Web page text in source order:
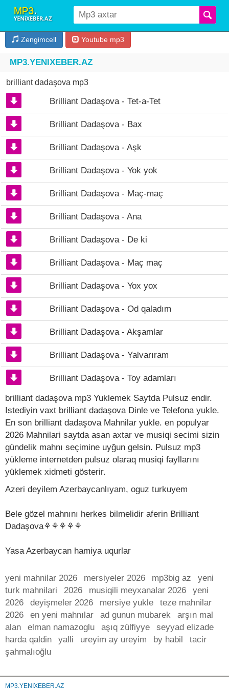
Zengimcell Youtube mp3
MP3.YENIXEBER.AZ
brilliant dadaşova mp3
Brilliant Dadaşova - Tet-a-Tet
Brilliant Dadaşova - Bax
Brilliant Dadaşova - Aşk
Brilliant Dadaşova - Yok yok
Brilliant Dadaşova - Maç-maç
Brilliant Dadaşova - Ana
Brilliant Dadaşova - De ki
Brilliant Dadaşova - Maç maç
Brilliant Dadaşova - Yox yox
Brilliant Dadaşova - Od qaladım
Brilliant Dadaşova - Akşamlar
Brilliant Dadaşova - Yalvarıram
Brilliant Dadaşova - Toy adamları
brilliant dadaşova mp3 Yuklemek Saytda Pulsuz endir.
Istediyin vaxt brilliant dadaşova Dinle ve Telefona yukle.
En son brilliant dadaşova Mahnilar yukle. en populyar
2026 Mahnilari saytda asan axtar ve musiqi secimi sizin
gündelik mahnı seçimine uyğun gelsin. Pulsuz mp3
yükleme internetden pulsuz olaraq musiqi fayllarını
yüklemek xidmeti gösterir.
Azeri deyilem Azerbaycanlıyam, oguz turkuyem
Bele gözel mahnını herkes bilmelidir aferin Brilliant
Dadaşova⚘⚘⚘⚘⚘
Yasa Azerbaycan hamiya uqurlar
yeni mahnilar 2026 mersiyeler 2026 mp3big az
yeni
turk mahnilari
2026 musiqili meyxanalar 2026
yeni
2026
deyişmeler 2026 mersiye yukle
teze mahnilar
2026
en yeni mahnılar ad gunun mubarek
arşın mal
alan
elman namazoglu aşıq zülfiyye
seyyad elizade
harda qaldin
yalli ureyim ay ureyim by habil
tacir
şahmalıoğlu
MP3.YENIXEBER.AZ